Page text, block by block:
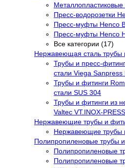
Пресс-водорозетки
Пресс-муфты Henco
Пресс-муфты Henco
Все категории (17)
Нержавеющая сталь трубы
Трубы и пресс-
стали Viega Sanpress
Трубы и фитинги
стали SUS 304
Трубы и фитинги из
Valtec VT.INOX-PRESS
Нержавеющие трубы и
Нержавеющие трубы
Полипропиленовые трубы
Полипропиленовые
Полипропиленовые